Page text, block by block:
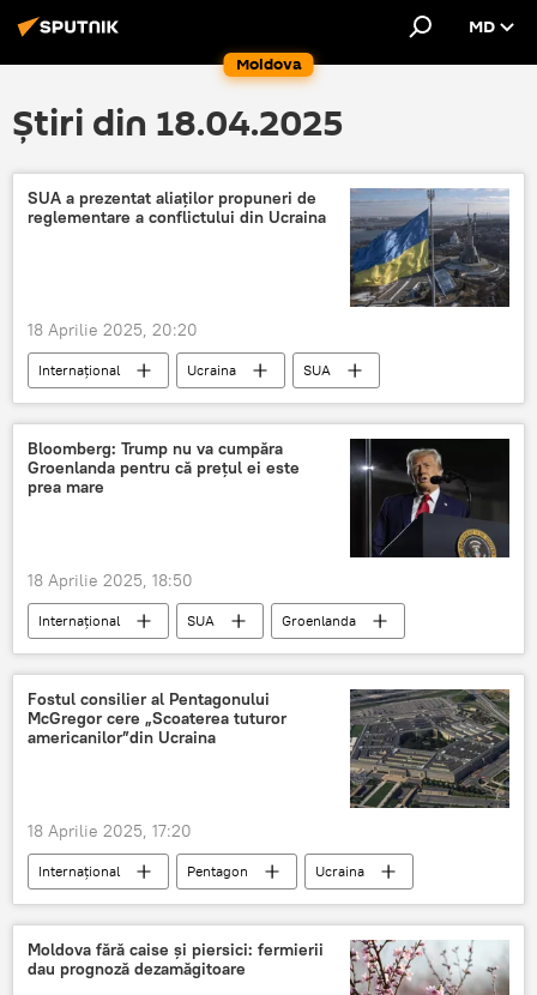
Moldova
MD
Știri din 18.04.2025
SUA a prezentat aliaților propuneri de
reglementare a conflictului din Ucraina
18 Aprilie 2025, 20:20
Internațional Ucraina
SUA
Rusia
Conflict
Bloomberg: Trump nu va cumpăra
Groenlanda pentru că prețul ei este
prea mare
18 Aprilie 2025, 18:50
Internațional SUA
Groenlanda
Donal Trump
Fostul consilier al Pentagonului
McGregor cere „Scoaterea tuturor
americanilor”din Ucraina
18 Aprilie 2025, 17:20
Internațional Pentagon
Ucraina
militari americani
Moldova fără caise și piersici: fermierii
dau prognoză dezamăgitoare